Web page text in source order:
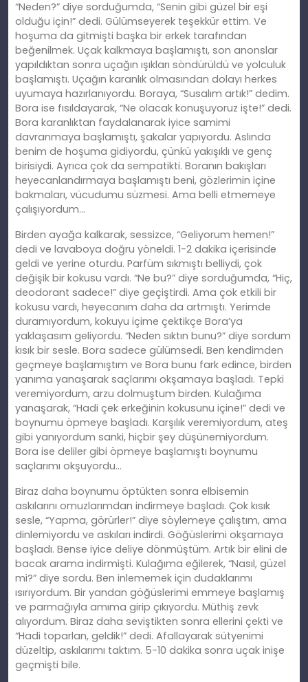
“Neden?” diye sorduğumda, “Senin gibi güzel bir eşi
olduğu için!” dedi. Gülümseyerek teşekkür ettim. Ve
hoşuma da gitmişti başka bir erkek tarafından
beğenilmek. Uçak kalkmaya başlamıştı, son anonslar
yapıldıktan sonra uçağın ışıkları söndürüldü ve yolculuk
başlamıştı. Uçağın karanlık olmasından dolayı herkes
uyumaya hazırlanıyordu. Boraya, “Susalım artık!” dedim.
Bora ise fısıldayarak, “Ne olacak konuşuyoruz işte!” dedi.
Bora karanlıktan faydalanarak iyice samimi
davranmaya başlamıştı, şakalar yapıyordu. Aslında
benim de hoşuma gidiyordu, çünkü yakışıklı ve genç
birisiydi. Ayrıca çok da sempatikti. Boranın bakışları
heyecanlandırmaya başlamıştı beni, gözlerimin içine
bakmaları, vücudumu süzmesi. Ama belli etmemeye
çalışıyordum…
Birden ayağa kalkarak, sessizce, “Geliyorum hemen!”
dedi ve lavaboya doğru yöneldi. 1-2 dakika içerisinde
geldi ve yerine oturdu. Parfüm sıkmıştı belliydi, çok
değişik bir kokusu vardı. “Ne bu?” diye sorduğumda, “Hiç,
deodorant sadece!” diye geçiştirdi. Ama çok etkili bir
kokusu vardı, heyecanım daha da artmıştı. Yerimde
duramıyordum, kokuyu içime çektikçe Bora’ya
yaklaşasım geliyordu. “Neden sıktın bunu?” diye sordum
kısık bir sesle. Bora sadece gülümsedi. Ben kendimden
geçmeye başlamıştım ve Bora bunu fark edince, birden
yanıma yanaşarak saçlarımı okşamaya başladı. Tepki
veremiyordum, arzu dolmuştum birden. Kulağıma
yanaşarak, “Hadi çek erkeğinin kokusunu içine!” dedi ve
boynumu öpmeye başladı. Karşılık veremiyordum, ateş
gibi yanıyordum sanki, hiçbir şey düşünemiyordum.
Bora ise deliler gibi öpmeye başlamıştı boynumu
saçlarımı okşuyordu…
Biraz daha boynumu öptükten sonra elbisemin
askılarını omuzlarımdan indirmeye başladı. Çok kısık
sesle, “Yapma, görürler!” diye söylemeye çalıştım, ama
dinlemiyordu ve askıları indirdi. Göğüslerimi okşamaya
başladı. Bense iyice deliye dönmüştüm. Artık bir elini de
bacak arama indirmişti. Kulağıma eğilerek, “Nasıl, güzel
mi?” diye sordu. Ben inlememek için dudaklarımı
ısırıyordum. Bir yandan göğüslerimi emmeye başlamış
ve parmağıyla amıma girip çıkıyordu. Müthiş zevk
alıyordum. Biraz daha seviştikten sonra ellerini çekti ve
“Hadi toparlan, geldik!” dedi. Afallayarak sütyenimi
düzeltip, askılarımı taktım. 5-10 dakika sonra uçak inişe
geçmişti bile.